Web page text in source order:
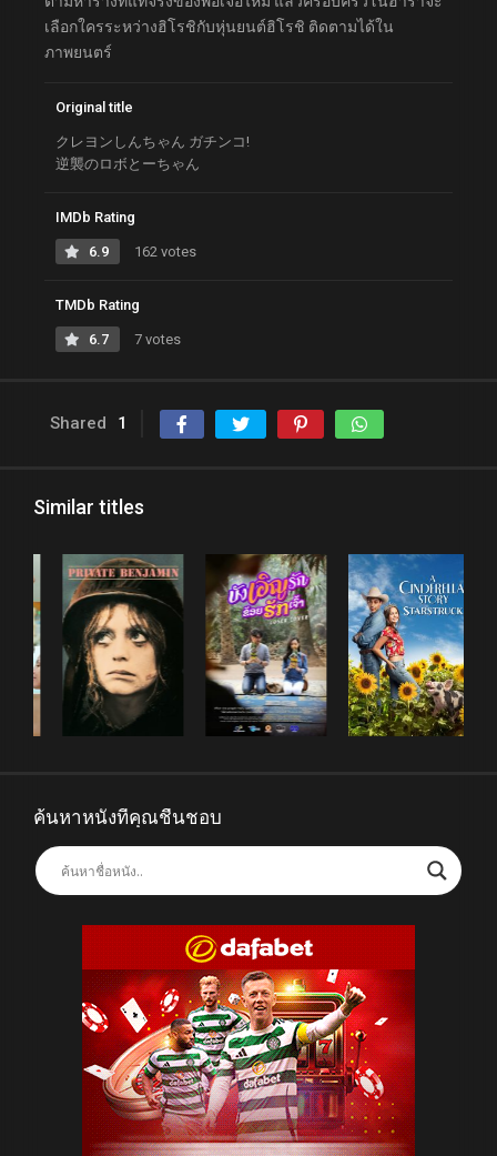
เลือกใครระหว่างฮิโรชิกับหุ่นยนต์ฮิโรชิ ติดตามได้ใน
ภาพยนตร์
Original title
クレヨンしんちゃん ガチンコ!
逆襲のロボとーちゃん
IMDb Rating
6.9 162 votes
TMDb Rating
6.7 7 votes
Shared 1
Similar titles
ค้นหาหนังที่คุณชื่นชอบ